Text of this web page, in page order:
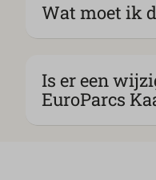
Wat moet ik
Is er een
EuroParcs